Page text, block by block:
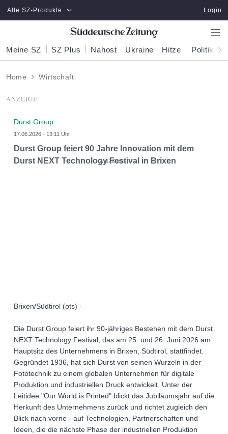
Zum Hauptinhalt springen
Alle SZ-Produkte Login
Meine SZ SZ Plus Nahost Ukraine Hitze Politik
Home Wirtschaft
ANZEIGE
Durst Group
17.06.2026 - 13:11 Uhr
Durst Group feiert 90 Jahre Innovation mit dem
Durst NEXT Technology Festival in Brixen
Brixen/Südtirol (ots) -
Die Durst Group feiert ihr 90-jähriges Bestehen mit dem Durst
NEXT Technology Festival, das am 25. und 26. Juni 2026 am
Hauptsitz des Unternehmens in Brixen, Südtirol, stattfindet.
Gegründet 1936, hat sich Durst von seinen Wurzeln in der
Fototechnik zu einem globalen Unternehmen für digitale
Produktion und industriellen Druck entwickelt. Unter der
Leitidee "Our World is Printed" blickt das Jubiläumsjahr auf die
Herkunft des Unternehmens zurück und richtet zugleich den
Blick nach vorne - auf Technologien, Partnerschaften und
Ideen, die die nächste Phase der industriellen Produktion